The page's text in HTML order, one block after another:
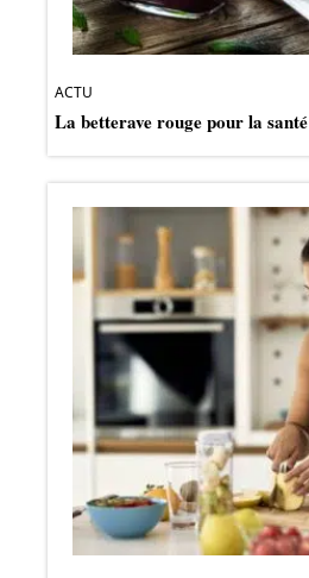
ACTU
La betterave rouge pour la santé